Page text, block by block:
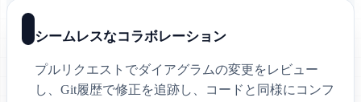
シームレスなコラボレーション
プルリクエストでダイアグラムの変更をレビュー
し、Git履歴で修正を追跡し、コードと同様にコンフ